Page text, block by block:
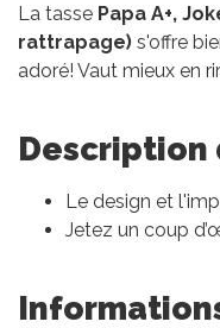
La tasse Papa A+,
rattrapage) s'offre
adoré! Vaut mieux en
Description
Le design et
Jetez un coup